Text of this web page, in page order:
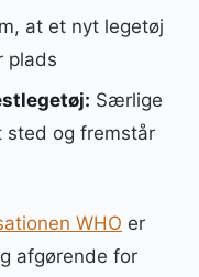
at et nyt legetøj
plads
Særlige
sted og fremstår
WHO er
afgørende for